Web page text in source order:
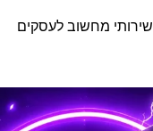
שירותי מחשוב לעסקים